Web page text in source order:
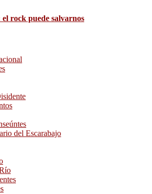
rock puede salvarnos
del Escarabajo